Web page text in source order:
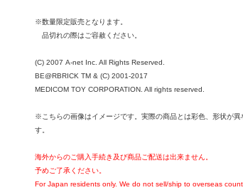
※数量限定販売となります。
品切れの際はご容赦ください。
(C) 2007 A-net Inc. All Rights Reserved.
BE@RBRICK TM & (C) 2001-2017
MEDICOM TOY CORPORATION. All rights reserved.
※こちらの画像はイメージです。実際の商品とは彩色、形状が異
す。
海外からのご購入手続き及び商品ご配送は出来ません。
予めご了承ください。
For Japan residents only. We do not sell/ship to overseas